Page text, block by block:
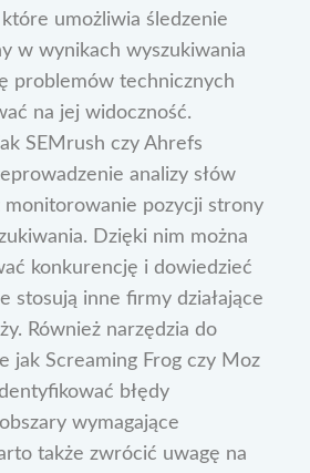
umożliwia śledzenie
w wynikach wyszukiwania
problemów technicznych
na jej widoczność.
SEMrush czy Ahrefs
analizy słów
monitorowanie pozycji strony
Dzięki nim można
konkurencję i dowiedzieć
stosują inne firmy działające
Również narzędzia do
jak Screaming Frog czy Moz
błędy
wymagające
także zwrócić uwagę na